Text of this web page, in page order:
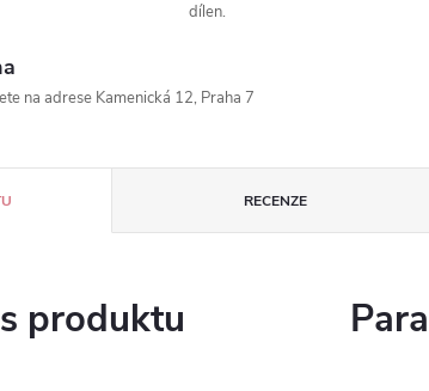
dílen.
na adrese Kamenická 12, Praha 7
RECENZE
produktu